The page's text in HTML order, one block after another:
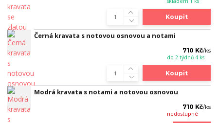
Koupit
Černá kravata s notovou osnovou a notami
710 Kč/ks
do 2 týdnů 4 ks
Koupit
Modrá kravata s notami a notovou osnovou
710 Kč/ks
nedostupné